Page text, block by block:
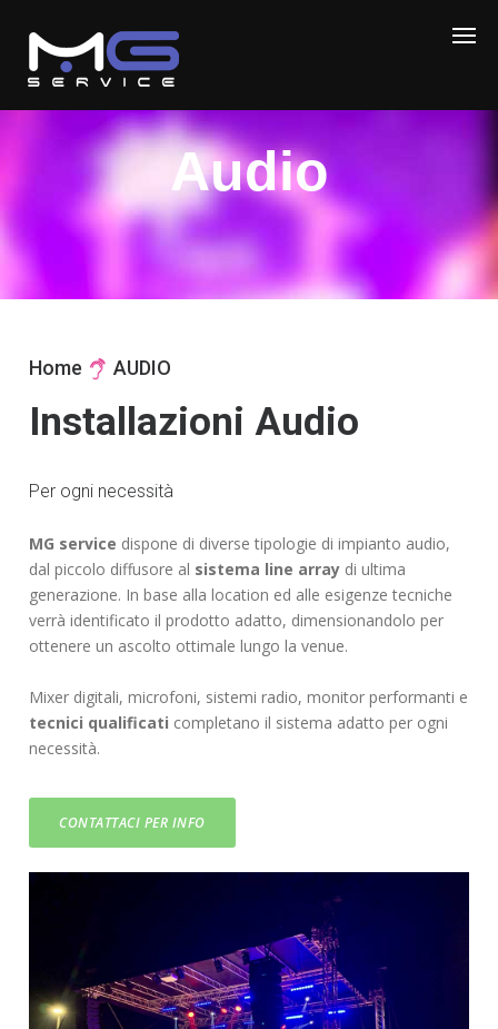
Audio
Home AUDIO
Installazioni Audio
Per ogni necessità
MG service dispone di diverse tipologie di impianto audio,
dal piccolo diffusore al sistema line array di ultima
generazione. In base alla location ed alle esigenze tecniche
verrà identificato il prodotto adatto, dimensionandolo per
ottenere un ascolto ottimale lungo la venue.
Mixer digitali, microfoni, sistemi radio, monitor performanti e
tecnici qualificati completano il sistema adatto per ogni
necessità.
CONTATTACI PER INFO